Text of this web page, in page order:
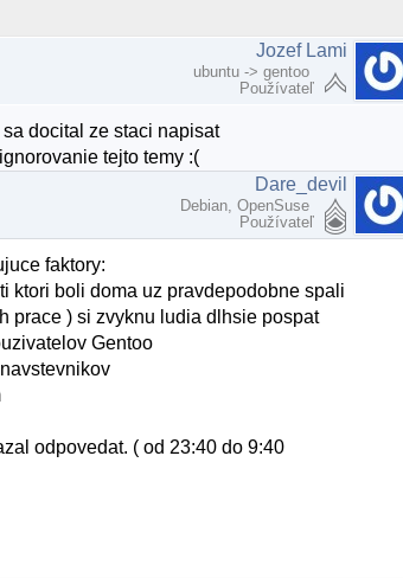
Jozef Lami
ubuntu -> gentoo
Používateľ
docital ze staci napisat
tejto temy :(
Dare_devil
Debian, OpenSuse
Používateľ
faktory:
ktori boli doma uz pravdepodobne spali
prace ) si zvyknu ludia dlhsie pospat
Gentoo
odpovedat. ( od 23:40 do 9:40